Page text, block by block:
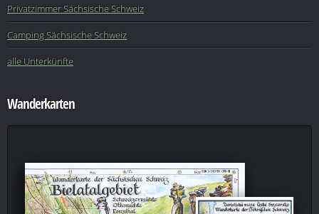
Privatzimmer Sächsische Schweiz
Camping Sächsische Schweiz
alle Unterkünfte
Wanderkarten